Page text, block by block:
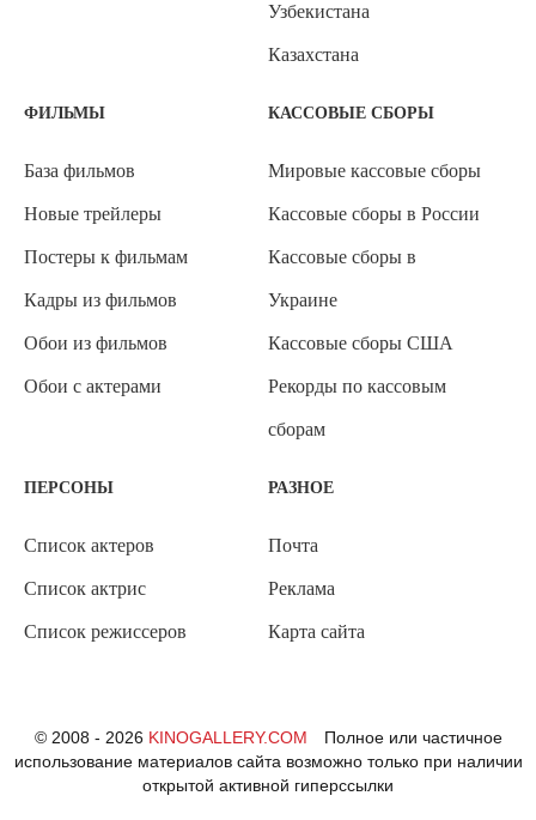
Узбекистана
Казахстана
ФИЛЬМЫ
База фильмов
Новые трейлеры
Постеры к фильмам
Кадры из фильмов
Обои из фильмов
Обои с актерами
КАССОВЫЕ СБОРЫ
Мировые кассовые сборы
Кассовые сборы в России
Кассовые сборы в
Украине
Кассовые сборы США
Рекорды по кассовым
сборам
ПЕРСОНЫ
Список актеров
Список актрис
Список режиссеров
РАЗНОЕ
Почта
Реклама
Карта сайта
© 2008 - 2026 KINOGALLERY.COM
Полное или частичное
использование материалов сайта возможно только при наличии
открытой активной гиперссылки